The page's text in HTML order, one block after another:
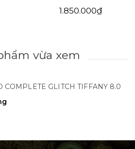
1.850.000₫
vừa xem
COMPLETE GLITCH TIFFANY 8.0